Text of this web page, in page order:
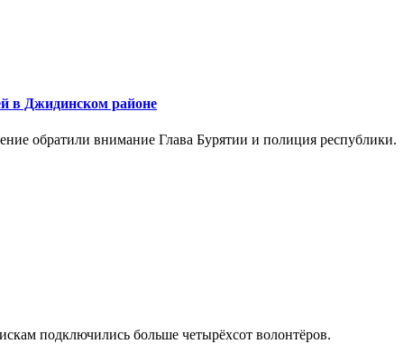
в Джидинском районе
обратили внимание Глава Бурятии и полиция республики.
подключились больше четырёхсот волонтёров.